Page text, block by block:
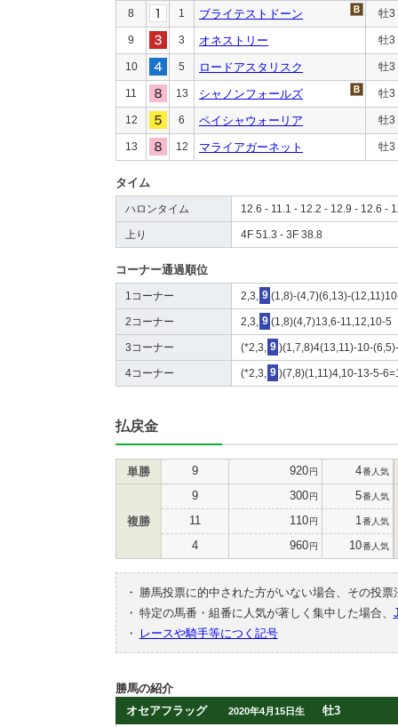
8 1 ブライテストドーン 牡3
9 3 オネストリー 牡3
10 5 ロードアスタリスク 牡3
11 13 シャノンフォールズ 牡3
12 6 ペイシャウォーリア 牡3
13 12 マライアガーネット 牡3
タイム
ハロンタイム 12.6 - 11.1 - 12.2 - 12.9 - 12.6 -
上り 4F 51.3 - 3F 38.8
コーナー通過順位
1コーナー 2,3, 9 (1,8)-(4,7)(6,13)-
2コーナー 2,3, 9 (1,8)(4,7)13,6-11,12,10-5
3コーナー (*2,3, 9 )(1,7,8)4(13,11)-10-
4コーナー (*2,3, 9 )(7,8)(1,11)4,10-13-5-
払戻金
単勝 9 920円 4番人気
複勝
9 300円 5番人気
11 110円 1 番人気
4 960円 10番人気
・
勝馬投票に的中された方がいない場合、その投
・ 特定の馬番・組番に人気が著しく集中した場合、
・
レースや騎手等につく記号
勝馬の紹介
オセアフラッグ
2020年4月15日生 牡3